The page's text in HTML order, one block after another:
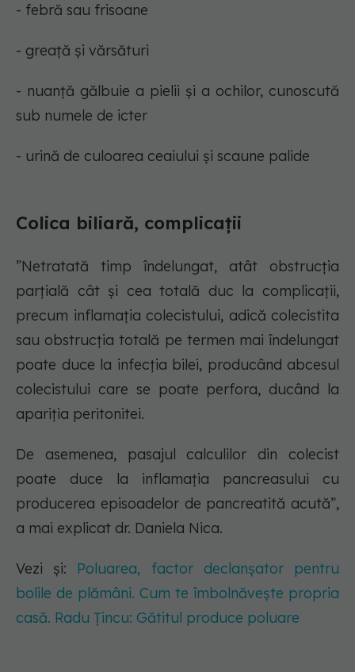
- febră sau frisoane
- greață și vărsături
- nuanță gălbuie a pielii și a ochilor, cunoscută
sub numele de icter
- urină de culoarea ceaiului și scaune palide
Colica biliară, complicații
”Netratată timp îndelungat, atât obstrucția
parțială cât și cea totală duc la complicații,
precum inflamația colecistului, adică colecistita
sau obstrucția totală pe termen mai îndelungat
poate duce la infecția bilei, producând abcesul
colecistului care se poate perfora, ducând la
apariția peritonitei.
De asemenea, pasajul calculilor din colecist
poate duce la inflamația pancreasului cu
producerea episoadelor de pancreatită acută”,
a mai explicat dr. Daniela Nica.
Vezi și: Poluarea, factor declanșator pentru
bolile de plămâni. Cum te îmbolnăvește propria
casă. Radu Țincu: Gătitul produce poluare